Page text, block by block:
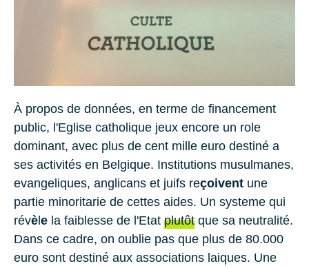
À propos de données, en terme de financement
public, l'Eglise catholique jeux encore un role
dominant, avec plus de cent mille euro destiné a
ses activités en Belgique. Institutions musulmanes,
evangeliques, anglicans et juifs reçoivent une
partie minoritarie de cettes aides. Un systeme qui
révèle la faiblesse de l'Etat plutôt que sa neutralité.
Dans ce cadre, on oublie pas que plus de 80.000
euro sont destiné aux associations laiques. Une